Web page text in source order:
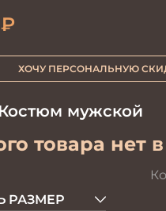
Костюм мужской
товара нет
₽
ХОЧУ ПЕРСОНАЛЬНУЮ
РАЗМЕР